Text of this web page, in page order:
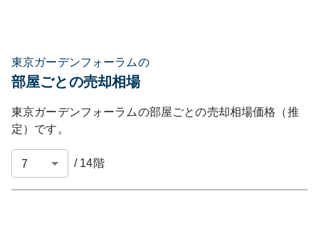
東京ガーデンフォーラムの
部屋ごとの売却相場
東京ガーデンフォーラムの部屋ごとの売却相場価格（推
定）です。
/ 14階